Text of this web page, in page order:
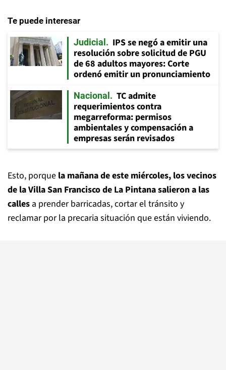
Te puede interesar
Judicial
IPS se negó a emitir una
resolución sobre solicitud de PGU
de 68 adultos mayores: Corte
ordenó emitir un pronunciamiento
Nacional
TC admite
requerimientos contra
megarreforma: permisos
ambientales y compensación a
empresas serán revisados
Esto, porque la mañana de este miércoles, los vecinos
de la Villa San Francisco de La Pintana salieron a las
calles a prender barricadas, cortar el tránsito y
reclamar por la precaria situación que están viviendo.